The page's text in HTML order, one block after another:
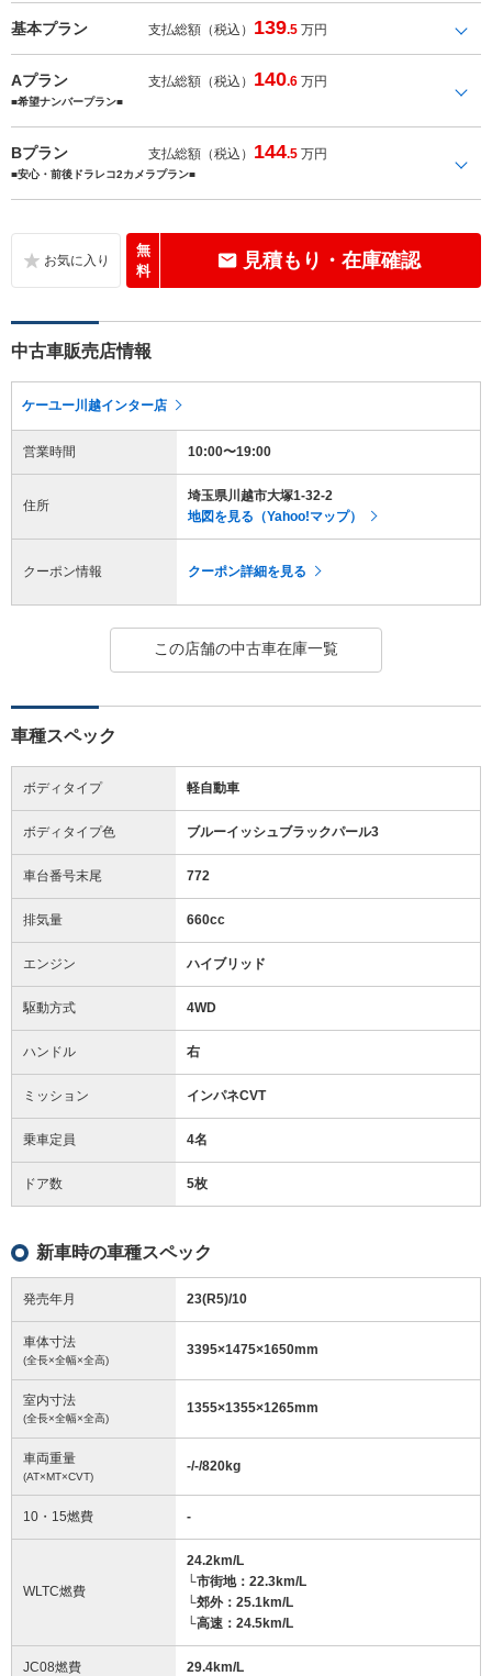
基本プラン 支払総額（税込） 139.5 万円
Aプラン 支払総額（税込） 140.6 万円
■希望ナンバープラン■
Bプラン 支払総額（税込） 144.5 万円
■安心・前後ドラレコ2カメラプラン■
無
料
見積もり・在庫確認
中古車販売店情報
ケーユー川越インター店
営業時間 10:00〜19:00
住所
埼玉県川越市大塚1-32-2
地図を見る（Yahoo!マップ）
クーポン情報 クーポン詳細を見る
この店舗の中古車在庫一覧
車種スペック
ボディタイプ 軽自動車
ボディタイプ色 ブルーイッシュブラックパール3
車台番号末尾 772
排気量 660cc
エンジン ハイブリッド
駆動方式 4WD
ハンドル 右
ミッション インパネCVT
乗車定員 4名
ドア数 5枚
新車時の車種スペック
発売年月 23(R5)/10
車体寸法
(全長×全幅×全高)
3395×1475×1650mm
室内寸法
(全長×全幅×全高)
1355×1355×1265mm
車両重量
(AT×MT×CVT)
-/-/820kg
10・15燃費 -
WLTC燃費
24.2km/L
└市街地：22.3km/L
└郊外：25.1km/L
└高速：24.5km/L
JC08燃費 29.4km/L